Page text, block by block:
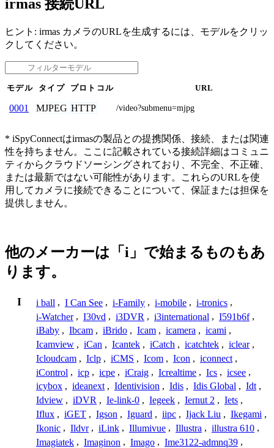
irmas 接続URL
ヒント: irmas カメラのURLを生成するには、モデルをクリッ
クしてください。
モデル タイプ プロトコル URL
0001 MJPEG HTTP /video?submenu=mjpg
* iSpyConnectはirmasの製品との提携関係、接続、または関連
性を持ちません。ここに記載されている接続詳細はコミュニ
ティからクラウドソーシングされており、不完全、不正確、
または最新ではない可能性があります。これらのURLを使
用してカメラに接続できることについて、保証または担保を
提供しません。
他のメーカーは「i」で始まるものもあ
ります。
I i ball , I Can See , i-Family , i-mobile , i-tronics ,
i-Watcher , I30vd , i3DVR , i3international , I591b6f ,
iBaby , Ibcam , iBrido , Icam , icamera , icami ,
Icamview , iCan , Icantek , iCatch , icatchtek , iclear ,
Icloudcam , Iclp , iCMS , Icom , Icon , iconnect ,
iControl , icp , icpe , iCraig , Icrealtime , Ics , icsee ,
icybox , ideanext , Identivision , Idis , Idis Global , Idt ,
Idview , iDVR , Ie-link-0 , Iegeek , Iernut 2 , Iets ,
Iflux , iGET , Igson , Iguard , iipc , Ijack Liu , Ikegami ,
Ikonic , Ildvr , iLink , Illumivue , Illustra , illustra 610 ,
Imagiatek , Imaginon , Imago , Ime3122-admnq39 ,